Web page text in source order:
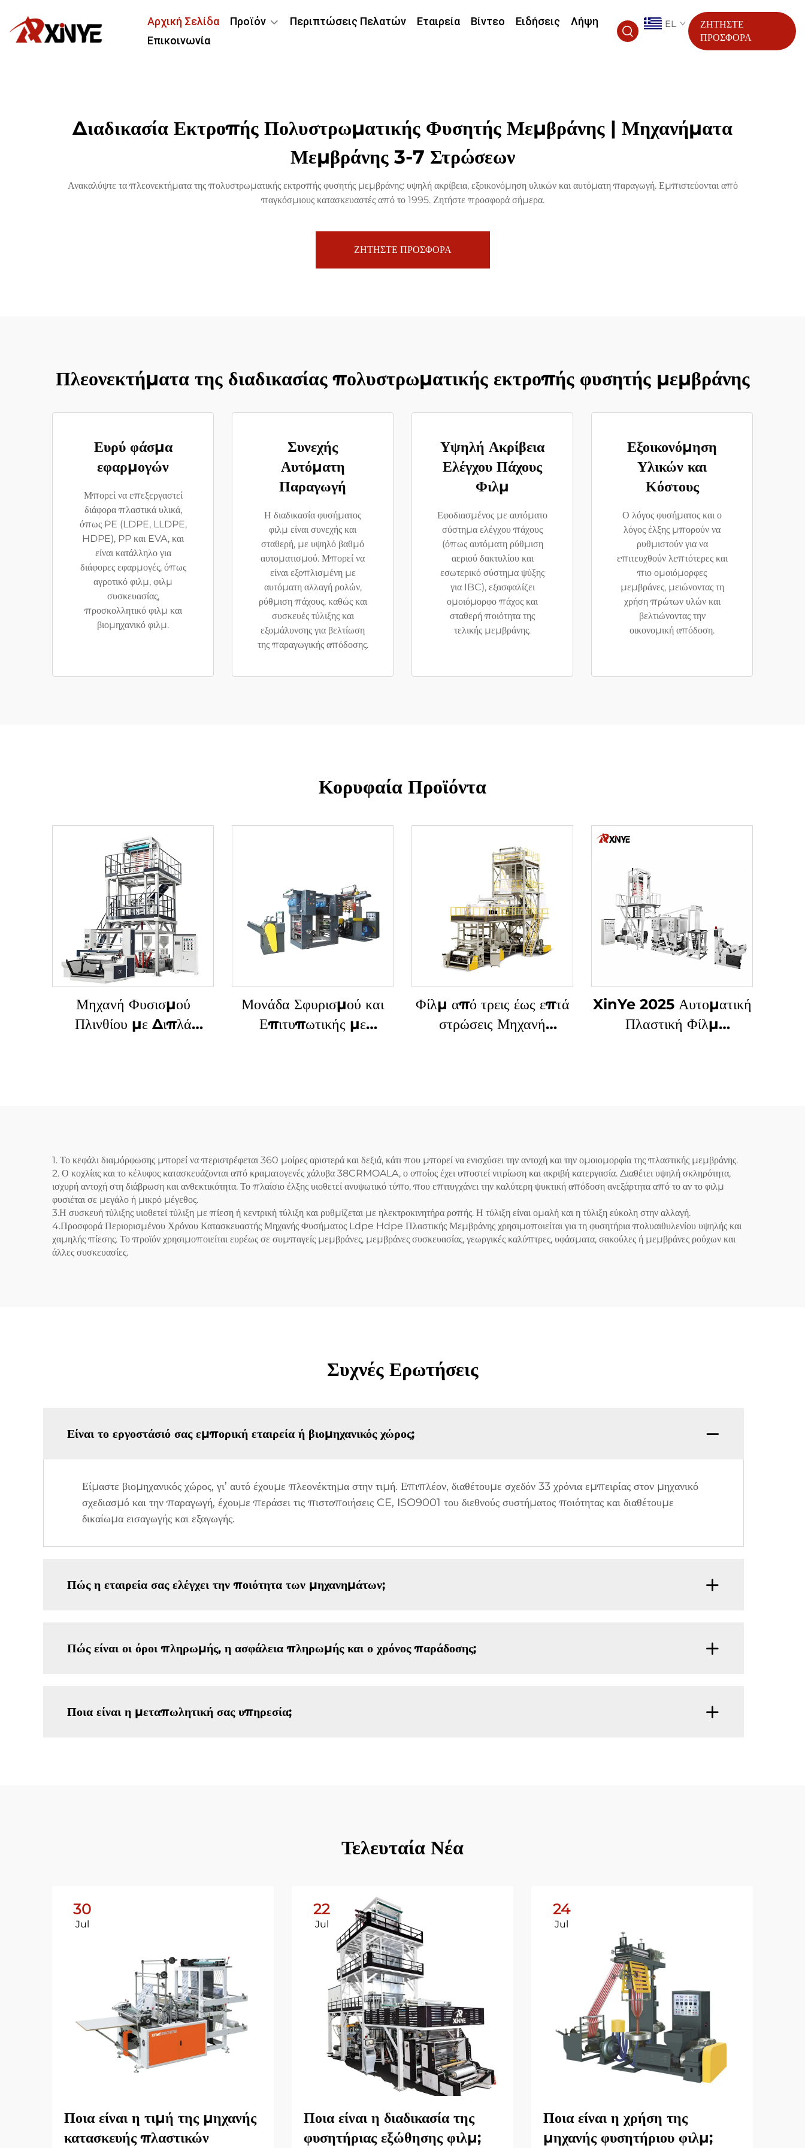
Αρχική Σελίδα Προϊόν Περιπτώσεις Πελατών Εταιρεία Βίντεο Ειδήσεις
Λήψη
Επικοινωνία
EL
ΖΗΤΗΣΤΕ
ΠΡΟΣΦΟΡΑ
Διαδικασία Εκτροπής Πολυστρωματικής Φυσητής Μεμβράνης | Μηχανήματα
Μεμβράνης 3-7 Στρώσεων
Ανακαλύψτε τα πλεονεκτήματα της πολυστρωματικής εκτροπής φυσητής μεμβράνης: υψηλή ακρίβεια, εξοικονόμηση υλικών και αυτόματη παραγωγή. Εμπιστεύονται από
παγκόσμιους κατασκευαστές από το 1995. Ζητήστε προσφορά σήμερα.
ΖΗΤΗΣΤΕ ΠΡΟΣΦΟΡΑ
Πλεονεκτήματα της διαδικασίας πολυστρωματικής εκτροπής φυσητής μεμβράνης
Ευρύ φάσμα
εφαρμογών
Μπορεί να επεξεργαστεί
διάφορα πλαστικά υλικά,
όπως PE (LDPE, LLDPE,
HDPE), PP και EVA, και
είναι κατάλληλο για
διάφορες εφαρμογές, όπως
αγροτικό φιλμ, φιλμ
συσκευασίας,
προσκολλητικό φιλμ και
βιομηχανικό φιλμ.
Συνεχής
Αυτόματη
Παραγωγή
Η διαδικασία φυσήματος
φιλμ είναι συνεχής και
σταθερή, με υψηλό βαθμό
αυτοματισμού. Μπορεί να
είναι εξοπλισμένη με
αυτόματη αλλαγή ρολών,
ρύθμιση πάχους, καθώς και
συσκευές τύλιξης και
εξομάλυνσης για βελτίωση
της παραγωγικής απόδοσης.
Υψηλή Ακρίβεια
Ελέγχου Πάχους
Φιλμ
Εφοδιασμένος με αυτόματο
σύστημα ελέγχου πάχους
(όπως αυτόματη ρύθμιση
αεριού δακτυλίου και
εσωτερικό σύστημα ψύξης
για IBC), εξασφαλίζει
ομοιόμορφο πάχος και
σταθερή ποιότητα της
τελικής μεμβράνης.
Εξοικονόμηση
Υλικών και
Κόστους
Ο λόγος φυσήματος και ο
λόγος έλξης μπορούν να
ρυθμιστούν για να
επιτευχθούν λεπτότερες και
πιο ομοιόμορφες
μεμβράνες, μειώνοντας τη
χρήση πρώτων υλών και
βελτιώνοντας την
οικονομική απόδοση.
Κορυφαία Προϊόντα
Μηχανή Φυσισμού
Πλινθίου με Διπλά
Μονάδα Σφυρισμού και
Επιτυπωτικής με
Φίλμ από τρεις έως επτά
στρώσεις Μηχανή
XinYe 2025 Αυτοματική
Πλαστική Φίλμ
1. Το κεφάλι διαμόρφωσης μπορεί να περιστρέφεται 360 μοίρες αριστερά και δεξιά, κάτι που μπορεί να ενισχύσει την αντοχή και την ομοιομορφία της πλαστικής μεμβράνης.
2. Ο κοχλίας και το κέλυφος κατασκευάζονται από κραματογενές χάλυβα 38CRMOALA, ο οποίος έχει υποστεί νιτρίωση και ακριβή κατεργασία. Διαθέτει υψηλή σκληρότητα,
ισχυρή αντοχή στη διάβρωση και ανθεκτικότητα. Το πλαίσιο έλξης υιοθετεί ανυψωτικό τύπο, που επιτυγχάνει την καλύτερη ψυκτική απόδοση ανεξάρτητα από το αν το φιλμ
φυσιέται σε μεγάλο ή μικρό μέγεθος.
3.Η συσκευή τύλιξης υιοθετεί τύλιξη με πίεση ή κεντρική τύλιξη και ρυθμίζεται με ηλεκτροκινητήρα ροπής. Η τύλιξη είναι ομαλή και η τύλιξη εύκολη στην αλλαγή.
4.Προσφορά Περιορισμένου Χρόνου Κατασκευαστής Μηχανής Φυσήματος Ldpe Hdpe Πλαστικής Μεμβράνης χρησιμοποιείται για τη φυσητήρια πολυαιθυλενίου υψηλής και
χαμηλής πίεσης. Το προϊόν χρησιμοποιείται ευρέως σε συμπαγείς μεμβράνες, μεμβράνες συσκευασίας, γεωργικές καλύπτρες, υφάσματα, σακούλες ή μεμβράνες ρούχων και
άλλες συσκευασίες.
Συχνές Ερωτήσεις
Είναι το εργοστάσιό σας εμπορική εταιρεία ή βιομηχανικός χώρος;
Είμαστε βιομηχανικός χώρος, γι’ αυτό έχουμε πλεονέκτημα στην τιμή. Επιπλέον, διαθέτουμε σχεδόν 33 χρόνια εμπειρίας στον μηχανικό
σχεδιασμό και την παραγωγή, έχουμε περάσει τις πιστοποιήσεις CE, ISO9001 του διεθνούς συστήματος ποιότητας και διαθέτουμε
δικαίωμα εισαγωγής και εξαγωγής.
Πώς η εταιρεία σας ελέγχει την ποιότητα των μηχανημάτων;
Πώς είναι οι όροι πληρωμής, η ασφάλεια πληρωμής και ο χρόνος παράδοσης;
Ποια είναι η μεταπωλητική σας υπηρεσία;
Τελευταία Νέα
30
Jul
Ποια είναι η τιμή της μηχανής
κατασκευής πλαστικών
22
Jul
Ποια είναι η διαδικασία της
φυσητήριας εξώθησης φιλμ;
24
Jul
Ποια είναι η χρήση της
μηχανής φυσητήριου φιλμ;